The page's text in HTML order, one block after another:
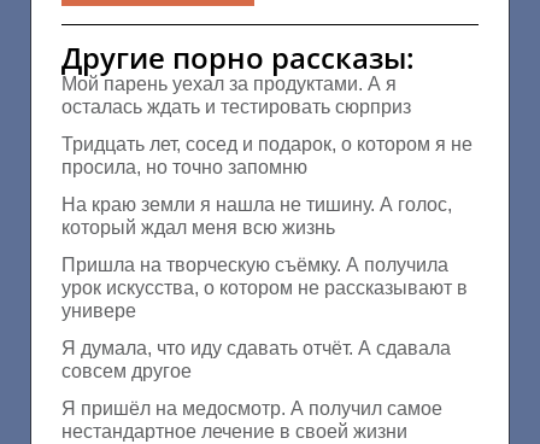
Другие порно рассказы:
Мой парень уехал за продуктами. А я
осталась ждать и тестировать сюрприз
Тридцать лет, сосед и подарок, о котором я не
просила, но точно запомню
На краю земли я нашла не тишину. А голос,
который ждал меня всю жизнь
Пришла на творческую съёмку. А получила
урок искусства, о котором не рассказывают в
универе
Я думала, что иду сдавать отчёт. А сдавала
совсем другое
Я пришёл на медосмотр. А получил самое
нестандартное лечение в своей жизни